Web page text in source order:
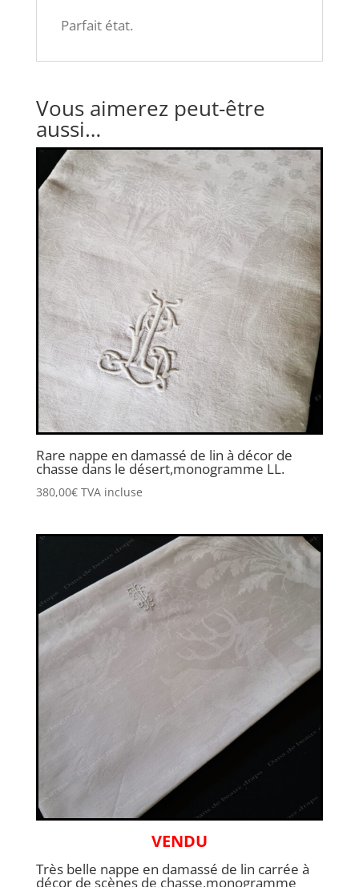
Parfait état.
Vous aimerez peut-être
aussi…
Rare nappe en damassé de lin à décor de
chasse dans le désert,monogramme LL.
380,00€ TVA incluse
VENDU
Très belle nappe en damassé de lin carrée à
décor de scènes de chasse,monogramme